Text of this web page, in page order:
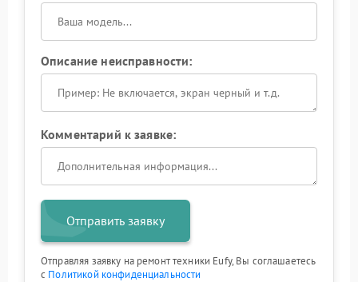
Описание неисправности:
Комментарий к заявке:
Отправить заявку
Отправляя заявку на ремонт техники Eufy, Вы соглашаетесь
с Политикой конфиденциальности